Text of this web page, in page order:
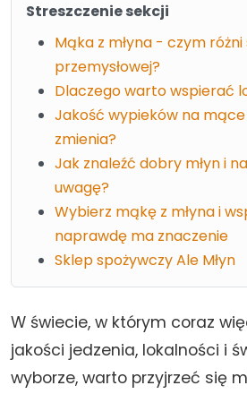
Streszczenie sekcji
Mąka z młyna - czym różni
przemysłowej?
Dlaczego warto wspierać
Jakość wypieków na mące
zmienia?
Jak znaleźć dobry młyn i
uwagę?
Wybierz mąkę z młyna i
naprawdę ma znaczenie
Sklep spożywczy Ale Młyn
W świecie, w którym coraz
jakości jedzenia, lokalności i
wyborze, warto przyjrzeć się